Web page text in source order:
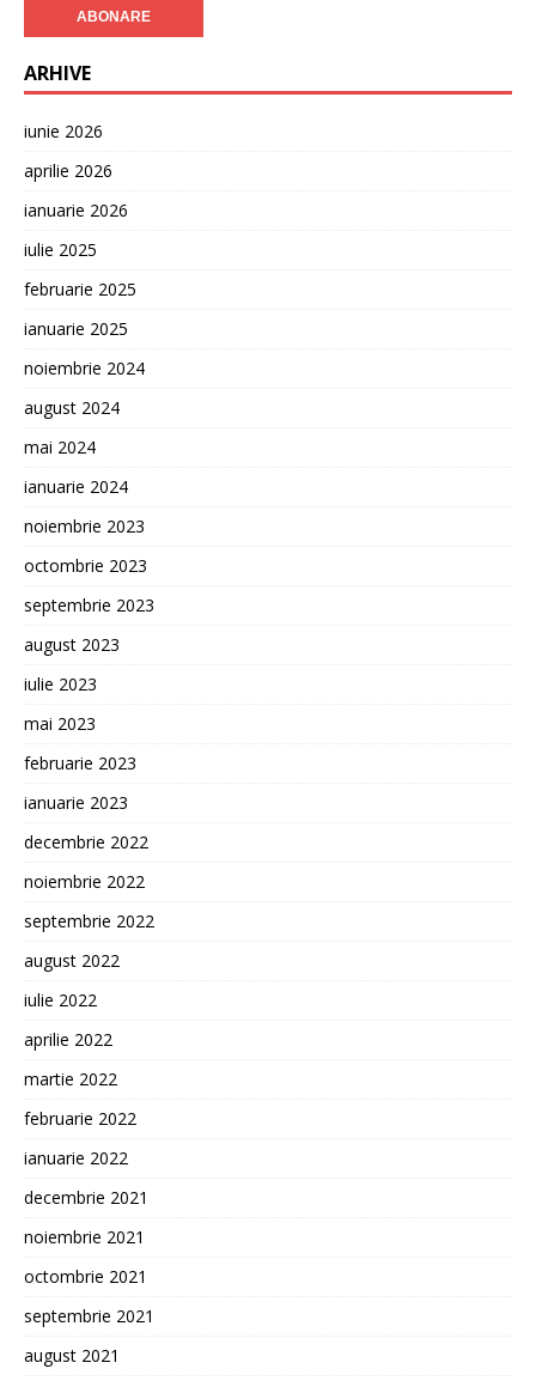
ARHIVE
iunie 2026
aprilie 2026
ianuarie 2026
iulie 2025
februarie 2025
ianuarie 2025
noiembrie 2024
august 2024
mai 2024
ianuarie 2024
noiembrie 2023
octombrie 2023
septembrie 2023
august 2023
iulie 2023
mai 2023
februarie 2023
ianuarie 2023
decembrie 2022
noiembrie 2022
septembrie 2022
august 2022
iulie 2022
aprilie 2022
martie 2022
februarie 2022
ianuarie 2022
decembrie 2021
noiembrie 2021
octombrie 2021
septembrie 2021
august 2021